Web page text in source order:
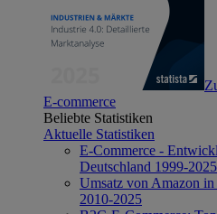
E-commerce
Beliebte Statistiken
Aktuelle Statistiken
E-Commerce -
Deutschland 1999-2025
Umsatz von Amazon
2010-2025